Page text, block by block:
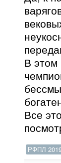
В этом
Все
РФПЛ